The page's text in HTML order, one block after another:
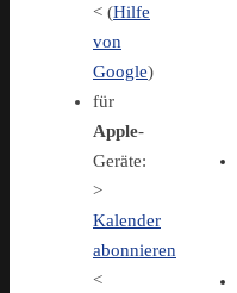
< (Hilfe
von
Google)
für
Apple-
Geräte:
>
Kalender
abonnieren
<